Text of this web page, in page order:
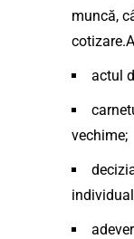
muncă,
actul
vechime;